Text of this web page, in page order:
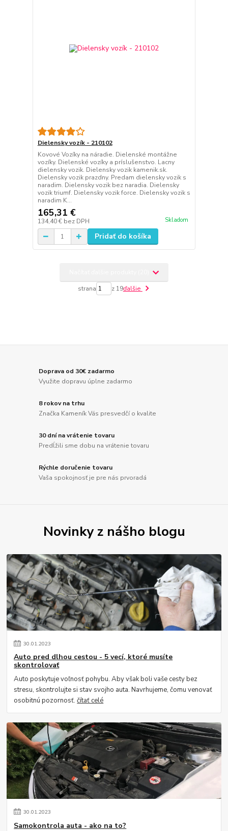
Dielensky vozík - 210102
Kovové Vozíky na náradie. Dielenské montážne
vozíky. Dielenské vozíky a príslušenstvo. Lacny
dielensky vozik. Dielensky vozik kamenik.sk.
Dielensky vozik prazdny. Predam dielensky vozik s
naradim. Dielensky vozik bez naradia. Dielensky
vozik triumf. Dielensky vozik force. Dielensky vozik s
naradim K...
165,31 €
134,40 € bez DPH Skladom
Pridať do košíka
strana z 19ďalšie
Doprava od 30€ zadarmo
Využite dopravu úplne zadarmo
8 rokov na trhu
Značka Kameník Vás presvedčí o kvalite
30 dní na vrátenie tovaru
Predĺžili sme dobu na vrátenie tovaru
Rýchle doručenie tovaru
Vaša spokojnosť je pre nás prvoradá
Novinky z nášho blogu
30.01.2023
Auto pred dlhou cestou - 5 vecí, ktoré musíte
skontrolovať
Auto poskytuje voľnosť pohybu. Aby však boli vaše cesty bez
stresu, skontrolujte si stav svojho auta. Navrhujeme, čomu venovať
osobitnú pozornosť.čítať celé
30.01.2023
Samokontrola auta - ako na to?